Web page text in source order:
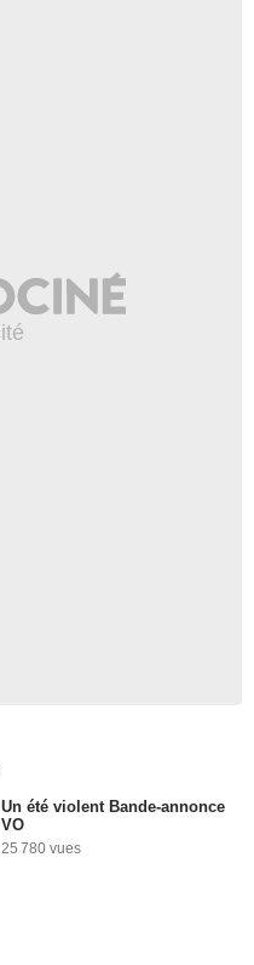
Un été violent Bande-annonce
VO
25 780 vues